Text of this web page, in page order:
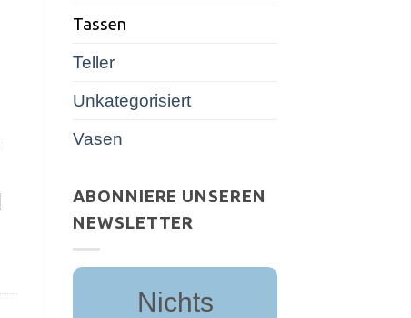
Tassen
Teller
Unkategorisiert
Vasen
ABONNIERE UNSEREN
NEWSLETTER
Nichts